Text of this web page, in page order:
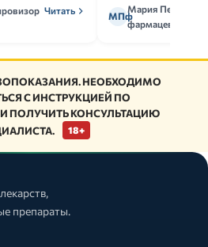
Читать МПф
Мария Петрова,
фармацевт
НЕОБХОДИМО
С ИНСТРУКЦИЕЙ ПО
ПОЛУЧИТЬ КОНСУЛЬТАЦИЮ
18+
препараты.